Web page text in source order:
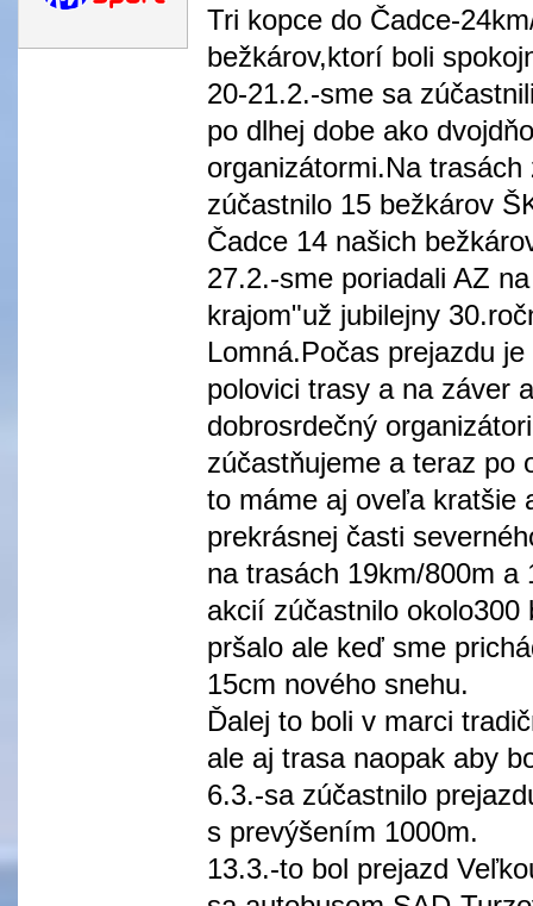
Tri kopce do Čadce-
bežkárov,ktorí boli
20-21.2.-sme sa
po dlhej dobe ako
organizátormi.Na
zúčastnilo 15 bežkárov
Čadce 14 našich
27.2.-sme poriadali AZ
krajom"už jubilejny
Lomná.Počas prejazdu
polovici trasy a na záver
dobrosrdečný
zúčastňujeme a teraz po
to máme aj oveľa kratšie
prekrásnej časti
na trasách 19km/800m
akcií zúčastnilo
pršalo ale keď sme
15cm nového snehu.
Ďalej to boli v marci
ale aj trasa naopak aby
6.3.-sa zúčastnilo
s prevýšením 1000m.
13.3.-to bol prejazd